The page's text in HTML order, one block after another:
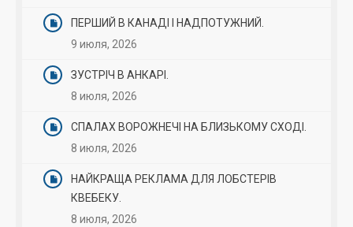
ПЕРШИЙ В КАНАДІ І НАДПОТУЖНИЙ.
9 июля, 2026
ЗУСТРІЧ В АНКАРІ.
8 июля, 2026
СПАЛАХ ВОРОЖНЕЧІ НА БЛИЗЬКОМУ СХОДІ.
8 июля, 2026
НАЙКРАЩА РЕКЛАМА ДЛЯ ЛОБСТЕРІВ
КВЕБЕКУ.
8 июля, 2026